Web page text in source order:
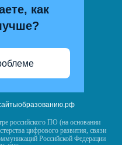
как
российского ПО (на основании
цифрового развития, связи
Российской Федерации